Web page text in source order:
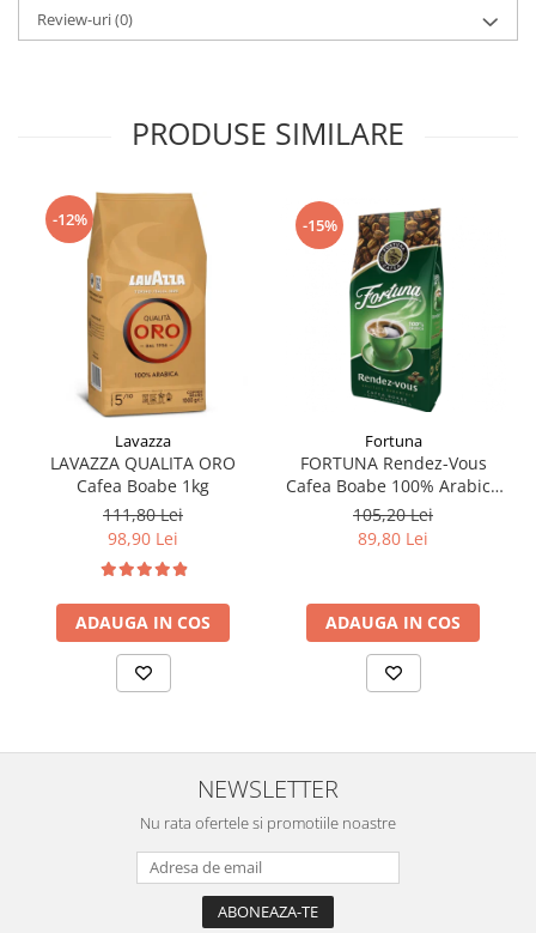
Review-uri(0)
PRODUSE SIMILARE
-12%
Lavazza
LAVAZZA QUALITA ORO
Cafea Boabe 1kg
111,80 Lei
98,90 Lei
ADAUGA IN COS
-15%
Fortuna
FORTUNA Rendez-Vous
Cafea Boabe 100% Arabica
1Kg
105,20 Lei
89,80 Lei
ADAUGA IN COS
NEWSLETTER
Nu rata ofertele si promotiile noastre